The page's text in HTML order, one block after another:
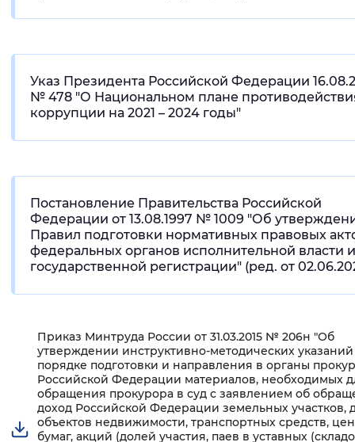
Указ Президента Российской Федерации
№ 478 "О Национальном плане
коррупции на 2021 – 2024 годы"
Постановление Правительства Российской
Федерации от 13.08.1997 № 1009 "Об
Правил подготовки нормативных правовых
федеральных органов исполнительной власти
государственной регистрации" (ред. от
Приказ Минтруда России от 31.03.2015 № 206н "Об
утверждении инструктивно-методических
порядке подготовки и направления в органы
Российской Федерации материалов, необходимых
обращения прокурора в суд с заявлением об
доход Российской Федерации земельных участков,
объектов недвижимости, транспортных средств,
бумаг, акций (долей участия, паев в уставных